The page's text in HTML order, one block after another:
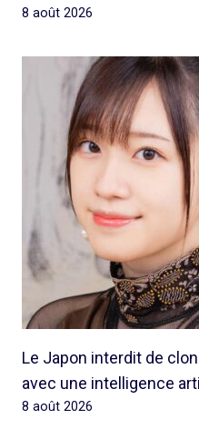
8 août 2026
Le Japon interdit de
avec une intelligence
8 août 2026